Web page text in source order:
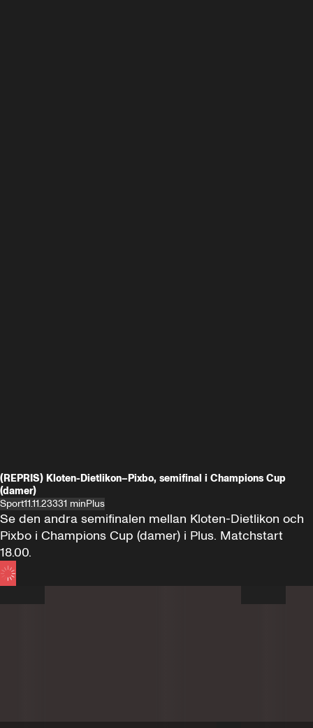
(REPRIS) Kloten-Dietlikon–Pixbo, semifinal i Champions Cup
(damer)
Sport11.11.23331 minPlus
Se den andra semifinalen mellan Kloten-Dietlikon och
Pixbo i Champions Cup (damer) i Plus. Matchstart
18.00.